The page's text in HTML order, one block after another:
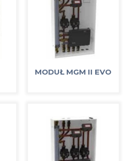
MODUŁ MGM II EVO